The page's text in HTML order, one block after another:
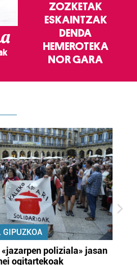
ZOZKETAK
ESKAINTZAK
DENDA
HEMEROTEKA
NOR GARA
GIPUZKOA
poliziala» jasan
ogitartekoak